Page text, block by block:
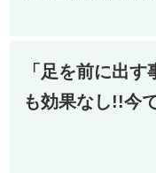
「足を前に出
も効果なし!!今